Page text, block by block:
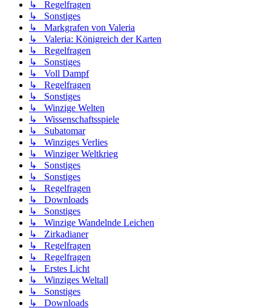
↳ Regelfragen
↳ Sonstiges
↳ Markgrafen von Valeria
↳ Valeria: Königreich der Karten
↳ Regelfragen
↳ Sonstiges
↳ Voll Dampf
↳ Regelfragen
↳ Sonstiges
↳ Winzige Welten
↳ Wissenschaftsspiele
↳ Subatomar
↳ Winziges Verlies
↳ Winziger Weltkrieg
↳ Sonstiges
↳ Sonstiges
↳ Regelfragen
↳ Downloads
↳ Sonstiges
↳ Winzige Wandelnde Leichen
↳ Zirkadianer
↳ Regelfragen
↳ Regelfragen
↳ Erstes Licht
↳ Winziges Weltall
↳ Sonstiges
↳ Downloads